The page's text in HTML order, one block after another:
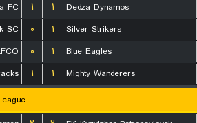
FC
۱ ۱
Dedza Dynamos
SC
۰ ۱
Silver Strikers
۰ ۱
Blue Eagles
۱ ۱
Mighty Wanderers